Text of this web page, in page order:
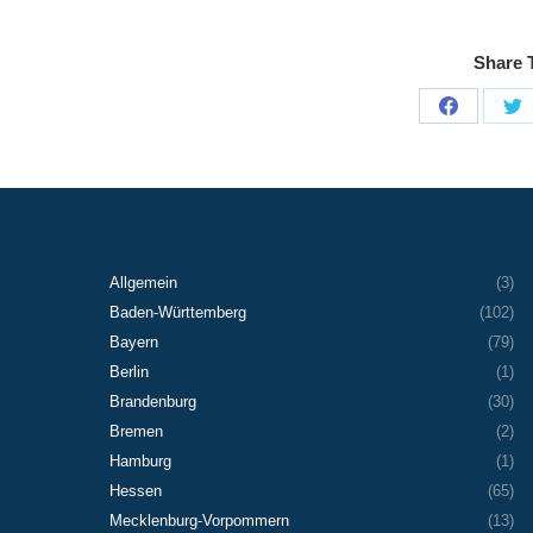
Share
Share
Facebook
X
Allgemein
(3)
Baden-Württemberg
(102)
Bayern
(79)
Berlin
(1)
Brandenburg
(30)
Bremen
(2)
Hamburg
(1)
Hessen
(65)
Mecklenburg-Vorpommern
(13)